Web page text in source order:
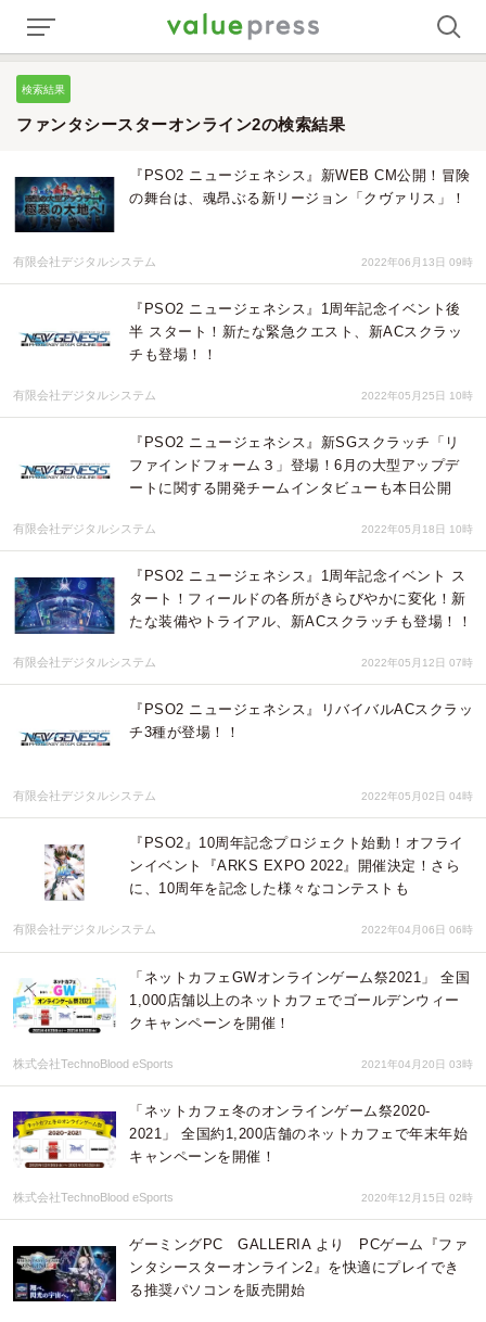
検索結果
ファンタシースターオンライン2の検索結果
『PSO2 ニュージェネシス』新WEB CM公開！冒険
の舞台は、魂昂ぶる新リージョン「クヴァリス」！
有限会社デジタルシステム 2022年06月13日 09時
『PSO2 ニュージェネシス』1周年記念イベント後
半 スタート！新たな緊急クエスト、新ACスクラッ
チも登場！！
有限会社デジタルシステム 2022年05月25日 10時
『PSO2 ニュージェネシス』新SGスクラッチ「リ
ファインドフォーム３」登場！6月の大型アップデ
ートに関する開発チームインタビューも本日公開
有限会社デジタルシステム 2022年05月18日 10時
『PSO2 ニュージェネシス』1周年記念イベント ス
タート！フィールドの各所がきらびやかに変化！新
たな装備やトライアル、新ACスクラッチも登場！！
有限会社デジタルシステム 2022年05月12日 07時
『PSO2 ニュージェネシス』リバイバルACスクラッ
チ3種が登場！！
有限会社デジタルシステム 2022年05月02日 04時
『PSO2』10周年記念プロジェクト始動！オフライ
ンイベント『ARKS EXPO 2022』開催決定！さら
に、10周年を記念した様々なコンテストも
有限会社デジタルシステム 2022年04月06日 06時
「ネットカフェGWオンラインゲーム祭2021」 全国
1,000店舗以上のネットカフェでゴールデンウィー
クキャンペーンを開催！
株式会社TechnoBlood eSports 2021年04月20日 03時
「ネットカフェ冬のオンラインゲーム祭2020-
2021」 全国約1,200店舗のネットカフェで年末年始
キャンペーンを開催！
株式会社TechnoBlood eSports 2020年12月15日 02時
ゲーミングPC GALLERIA より PCゲーム『ファ
ンタシースターオンライン2』を快適にプレイでき
る推奨パソコンを販売開始